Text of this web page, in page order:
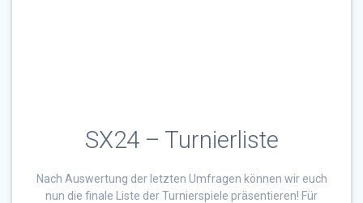
SX24 – Turnierliste
Nach Auswertung der letzten Umfragen können wir euch
nun die finale Liste der Turnierspiele präsentieren! Für